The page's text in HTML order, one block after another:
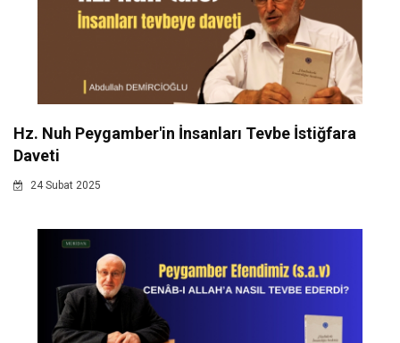
Hz. Nuh Peygamber'in İnsanları Tevbe İstiğfara
Daveti
24 Subat 2025